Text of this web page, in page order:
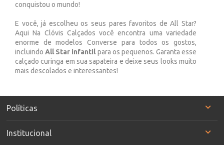
conquistou o mundo!
E você, já escolheu os seus pares favoritos de All Star?
Aqui Na Clóvis Calçados você encontra uma variedade
enorme de modelos Converse para todos os gostos,
incluindoAll Star infantil para os pequenos. Garanta esse
calçado curinga em sua sapateira e deixe seus looks muito
mais descolados e interessantes!
Políticas
Institucional